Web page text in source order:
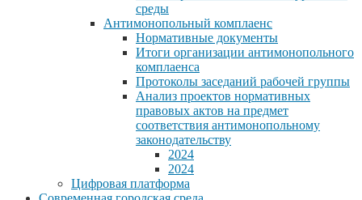
среды
Антимонопольный комплаенс
Нормативные документы
Итоги организации антимонопольного
комплаенса
Протоколы заседаний рабочей группы
Анализ проектов нормативных
правовых актов на предмет
соответствия антимонопольному
законодательству
2024
2024
Цифровая платформа